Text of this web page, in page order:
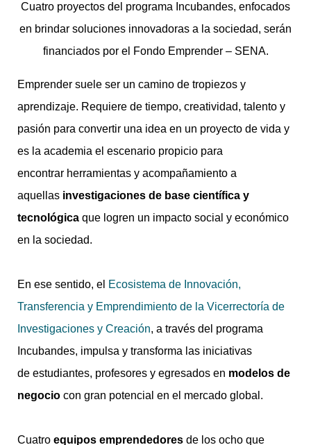
Cuatro proyectos del programa Incubandes, enfocados
en brindar soluciones innovadoras a la sociedad, serán
financiados por el Fondo Emprender – SENA.
Emprender suele ser un camino de tropiezos y
aprendizaje. Requiere de tiempo, creatividad, talento y
pasión para convertir una idea en un proyecto de vida y
es la academia el escenario propicio para
encontrar herramientas y acompañamiento a
aquellas investigaciones de base científica y
tecnológica que logren un impacto social y económico
en la sociedad.
En ese sentido, el Ecosistema de Innovación,
Transferencia y Emprendimiento de la Vicerrectoría de
Investigaciones y Creación, a través del programa
Incubandes, impulsa y transforma las iniciativas
de estudiantes, profesores y egresados en modelos de
negocio con gran potencial en el mercado global.
Cuatro equipos emprendedores de los ocho que